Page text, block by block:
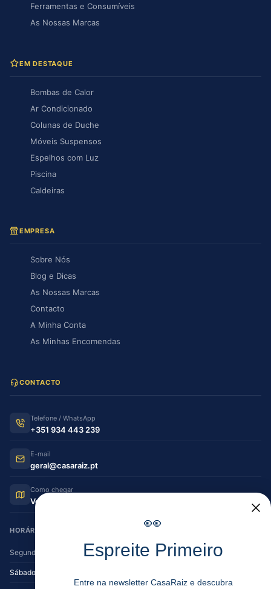
Ferramentas e Consumíveis
As Nossas Marcas
EM DESTAQUE
Bombas de Calor
Ar Condicionado
Colunas de Duche
Móveis Suspensos
Espelhos com Luz
Piscina
Caldeiras
EMPRESA
Sobre Nós
Blog e Dicas
As Nossas Marcas
Contacto
A Minha Conta
As Minhas Encomendas
CONTACTO
Telefone / WhatsApp
+351 934 443 239
E-mail
geral@casaraiz.pt
Como chegar
Ver no Google Maps
HORÁRIO DE FUNCIONAMENTO
Segunda — Sexta 08:30–12:30 | 14:00–19:30
Sábado
👀
Espreite Primeiro
Entre na newsletter CasaRaiz e descubra